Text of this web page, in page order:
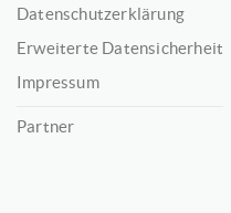
Datenschutzerklärung
Erweiterte Datensicherheit
Impressum
Partner